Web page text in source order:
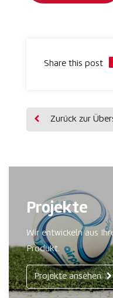
Share this post
Zurück zur
Projekte
Wir entwickeln aus
Produkt.
Projekte ansehen